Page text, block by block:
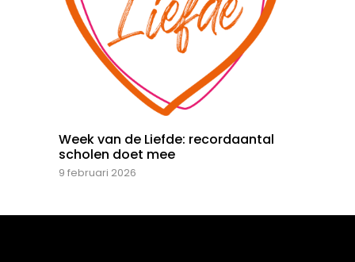
Week van de Liefde: recordaantal
scholen doet mee
9 februari 2026